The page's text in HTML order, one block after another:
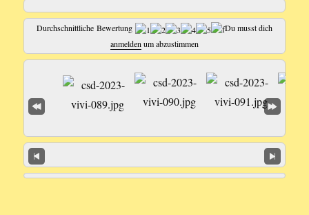
Durchschnittliche Bewertung
Du musst dich
anmelden um abzustimmen